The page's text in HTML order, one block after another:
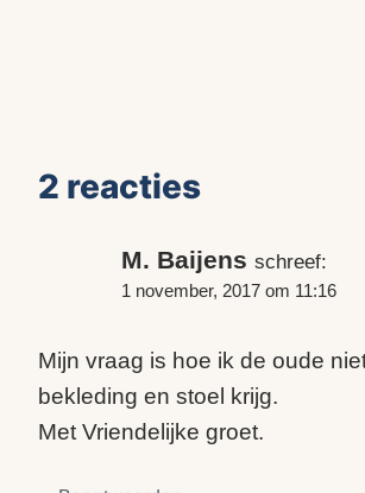
2 reacties
M. Baijens schreef:
1 november, 2017 om 11:16
Mijn vraag is hoe ik de oude
bekleding en stoel krijg.
Met Vriendelijke groet.